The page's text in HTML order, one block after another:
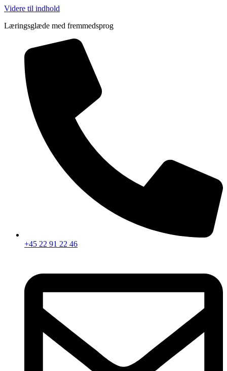
Videre til indhold
Læringsglæde med fremmedsprog
+45 22 91 22 46